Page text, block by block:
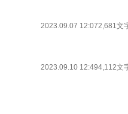
2023.09.07 12:072,681文
2023.09.10 12:494,112文